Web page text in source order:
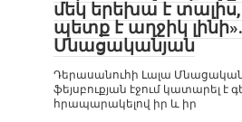
մեկ երեխա է
պետք է աղջիկ
Մնացականյան
Դերասանուհի Լալա
ֆեյսբուքյան էջում կատարել է
հրապարակելով իր և իր